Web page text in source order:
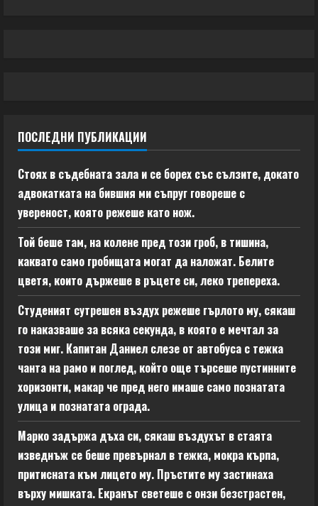
ПОСЛЕДНИ ПУБЛИКАЦИИ
Стоях в съдебната зала и се борех със сълзите, докато
адвокатката на бившия ми съпруг говореше с
увереност, която режеше като нож.
Той беше там, на колене пред този гроб, в тишина,
каквато само гробищата могат да наложат. Белите
цветя, които държеше в ръцете си, леко трепереха.
Студеният сутрешен въздух режеше гърлото му, сякаш
го наказваше за всяка секунда, в която е мечтал за
този миг. Капитан Даниел слезе от автобуса с тежка
чанта на рамо и поглед, който още търсеше пустинните
хоризонти, макар че пред него имаше само познатата
улица и познатата ограда.
Марко задържа дъха си, сякаш въздухът в стаята
изведнъж се беше превърнал в тежка, мокра кърпа,
притисната към лицето му. Пръстите му застинаха
върху мишката. Екранът светеше с онзи безстрастен,